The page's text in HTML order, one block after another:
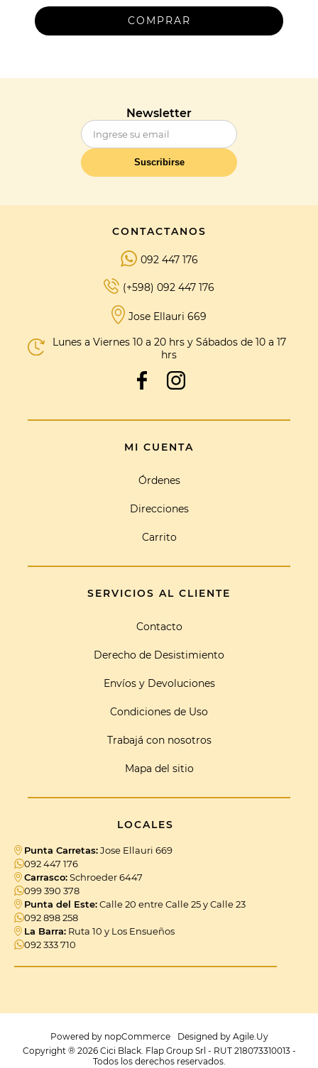
Newsletter
Suscribirse
CONTACTANOS
092 447 176
(+598) 092 447 176
Jose Ellauri 669
Lunes a Viernes 10 a 20 hrs y Sábados de 10 a 17
hrs
MI CUENTA
Órdenes
Direcciones
Carrito
SERVICIOS AL CLIENTE
Contacto
Derecho de Desistimiento
Envíos y Devoluciones
Condiciones de Uso
Trabajá con nosotros
Mapa del sitio
LOCALES
Punta Carretas:Jose Ellauri 669
092 447 176
Carrasco:Schroeder 6447
099 390 378
Punta del Este:Calle 20 entre Calle 25 y Calle 23
092 898 258
La Barra: Ruta 10 y Los Ensueños
092 333 710
Powered by nopCommerce Designed by Agile.Uy
Copyright ® 2026 Cici Black. Flap Group Srl - RUT 218073310013 -
Todos los derechos reservados.